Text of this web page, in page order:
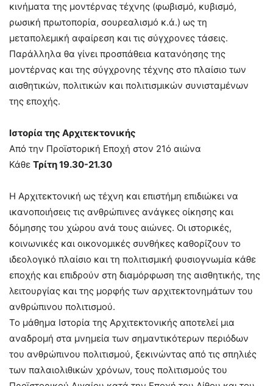
κινήματα της μοντέρνας τέχνης (φωβισμό, κυβισμό,
ρωσική πρωτοπορία, σουρεαλισμό κ.ά.) ως τη
μεταπολεμική αφαίρεση και τις σύγχρονες τάσεις.
Παράλληλα θα γίνει προσπάθεια κατανόησης της
μοντέρνας και της σύγχρονης τέχνης στο πλαίσιο των
αισθητικών, πολιτικών και πολιτισμικών συνισταμένων
της εποχής.
Ιστορία της Αρχιτεκτονικής
Από την Προϊστορική Εποχή στον 21ό αιώνα
Κάθε Τρίτη 19.30-21.30
Η Αρχιτεκτονική ως τέχνη και επιστήμη επιδιώκει να
ικανοποιήσεις τις ανθρώπινες ανάγκες οίκησης και
δόμησης του χώρου ανά τους αιώνες. Οι ιστορικές,
κοινωνικές και οικονομικές συνθήκες καθορίζουν το
ιδεολογικό πλαίσιο και τη πολιτισμική φυσιογνωμία κάθε
εποχής και επιδρούν στη διαμόρφωση της αισθητικής, της
λειτουργίας και της μορφής των αρχιτεκτονημάτων του
ανθρώπινου πολιτισμού.
Το μάθημα Ιστορία της Αρχιτεκτονικής αποτελεί μια
αναδρομή στα μνημεία των σημαντικότερων περιόδων
του ανθρώπινου πολιτισμού, ξεκινώντας από τις σπηλιές
των παλαιολιθικών χρόνων, τους πολιτισμούς του